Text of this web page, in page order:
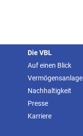
Die VBL
Auf einen Blick
Vermögensanlage
Nachhaltigkeit
Presse
Karriere